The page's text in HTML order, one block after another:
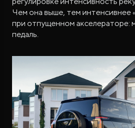
Чем она выше, тем интенсивнее
при отпущенном акселераторе:
педаль.